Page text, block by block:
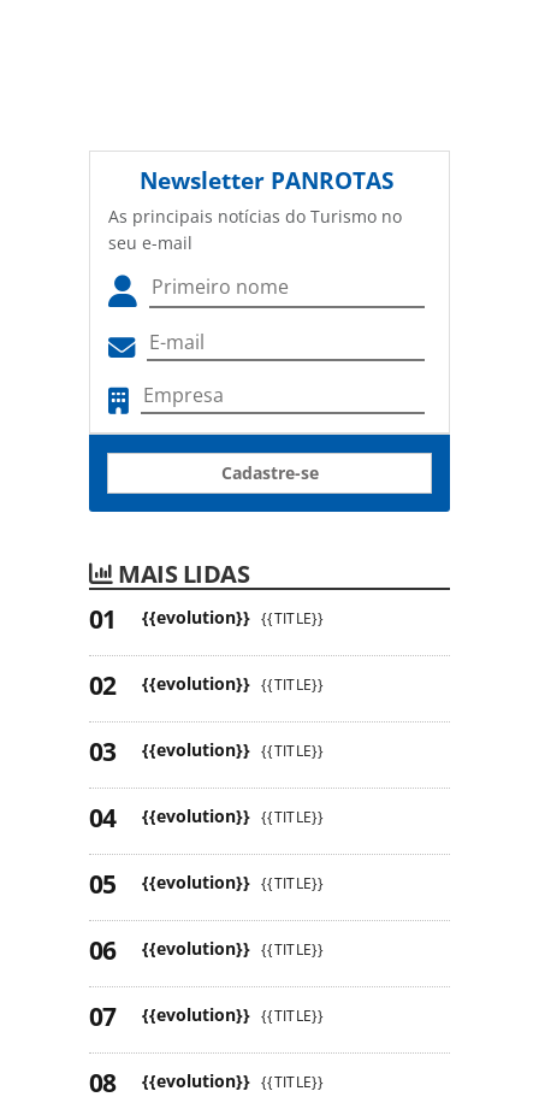
Newsletter PANROTAS
As principais notícias do Turismo no
seu e-mail
Cadastre-se
MAIS LIDAS
{{evolution}} {{TITLE}}
{{evolution}} {{TITLE}}
{{evolution}} {{TITLE}}
{{evolution}} {{TITLE}}
{{evolution}} {{TITLE}}
{{evolution}} {{TITLE}}
{{evolution}} {{TITLE}}
{{evolution}} {{TITLE}}